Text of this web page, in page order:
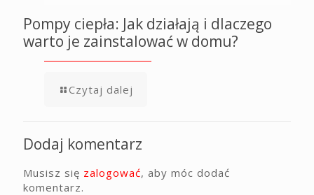
Pompy ciepła: Jak działają i dlaczego
warto je zainstalować w domu?
Czytaj dalej
Dodaj komentarz
Musisz się zalogować, aby móc dodać
komentarz.